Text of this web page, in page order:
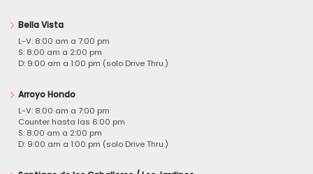
Bella Vista
L-V: 8:00 am a 7:00 pm
S: 8:00 am a 2:00 pm
D: 9:00 am a 1:00 pm (solo Drive Thru.)
Arroyo Hondo
L-V: 8:00 am a 7:00 pm
Counter hasta las 6:00 pm
S: 8:00 am a 2:00 pm
D: 9:00 am a 1:00 pm (solo Drive Thru.)